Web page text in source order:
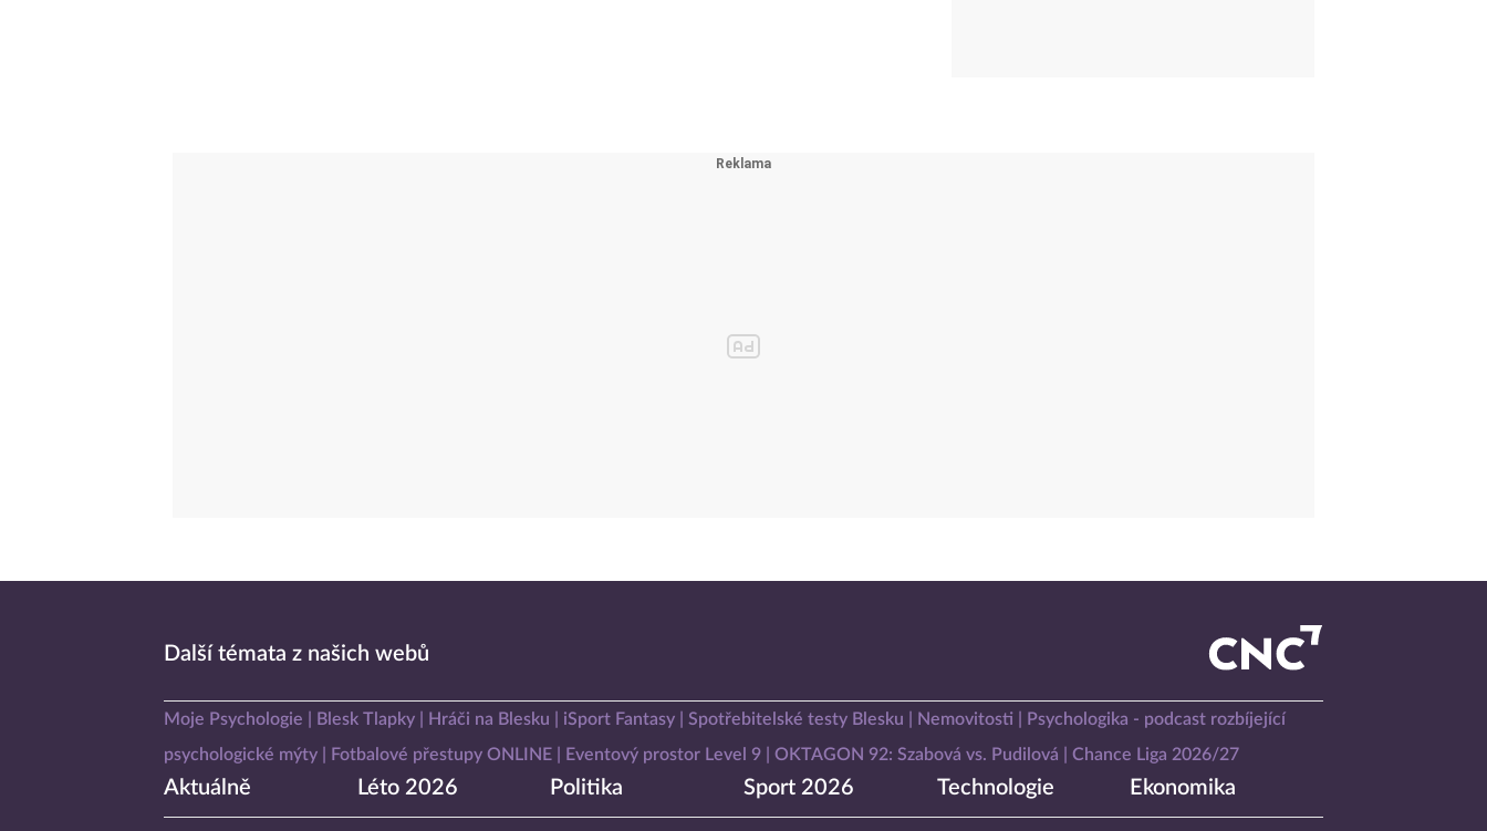
Další témata z našich webů
Moje Psychologie Blesk Tlapky Hráči na Blesku iSport Fantasy Spotřebitelské testy Blesku Nemovitosti
Psychologika - podcast rozbíjející
psychologické mýty
Fotbalové přestupy ONLINE Eventový prostor Level 9 OKTAGON 92: Szabová vs. Pudilová Chance Liga 2026/27
Aktuálně Léto 2026 Politika Sport 2026 Technologie Ekonomika